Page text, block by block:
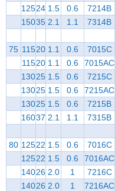
12524 1.5 0.6 7214B
15035 2.1 1.1 7314B
75 11520 1.1 0.6 7015C
11520 1.1 0.6 7015AC
13025 1.5 0.6 7215C
13025 1.5 0.6 7215AC
13025 1.5 0.6 7215B
16037 2.1 1.1 7315B
80 12522 1.5 0.6 7016C
12522 1.5 0.6 7016AC
14026 2.0 1 7216C
14026 2.0 1 7216AC